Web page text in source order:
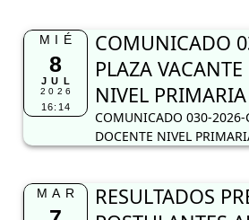
MIÉ
8
JUL
2026
16:14
COMUNICADO
PLAZA
NIVEL PRIMARIA
COMUNICADO 030-2026-
DOCENTE NIVEL
MAR
RESULTADOS